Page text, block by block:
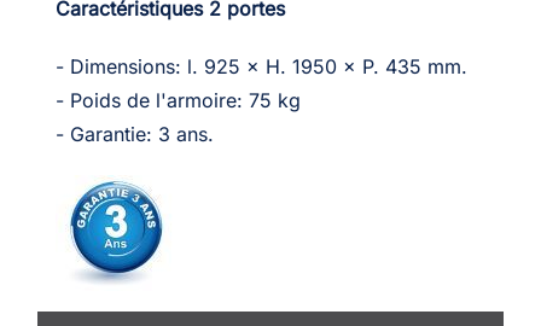
Caractéristiques 2 portes
- Dimensions: l. 925 × H. 1950 × P. 435 mm.
- Poids de l'armoire: 75 kg
- Garantie: 3 ans.